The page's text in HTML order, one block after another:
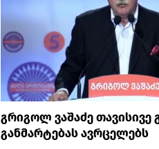
გრიგოლ ვაშაძე თავისივე
განმარტებას ავრცელებს